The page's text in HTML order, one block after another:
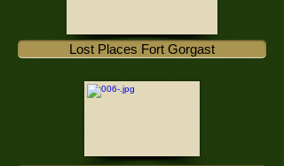
Lost Places Fort Gorgast